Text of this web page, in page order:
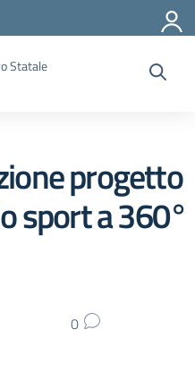
Statale
progetto
sport a 360°
0